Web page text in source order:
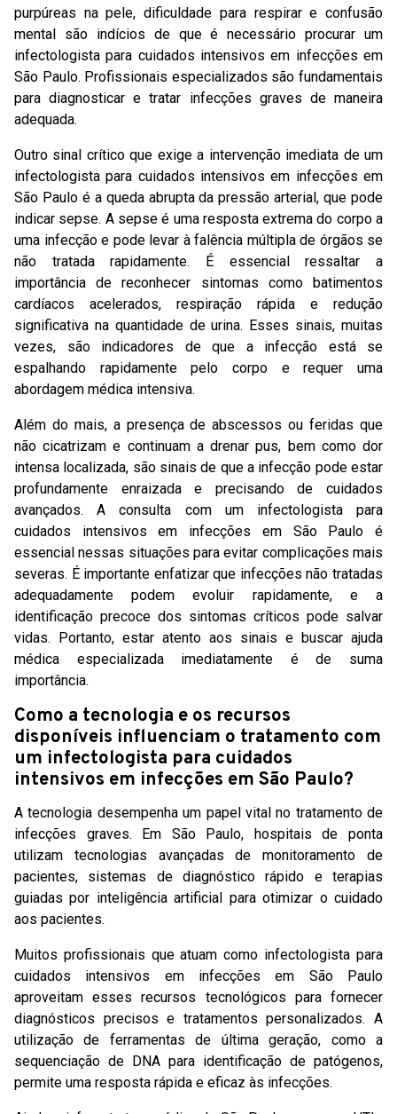
purpúreas na pele, dificuldade para respirar e confusão
mental são indícios de que é necessário procurar um
infectologista para cuidados intensivos em infecções em
São Paulo. Profissionais especializados são fundamentais
para diagnosticar e tratar infecções graves de maneira
adequada.
Outro sinal crítico que exige a intervenção imediata de um
infectologista para cuidados intensivos em infecções em
São Paulo é a queda abrupta da pressão arterial, que pode
indicar sepse. A sepse é uma resposta extrema do corpo a
uma infecção e pode levar à falência múltipla de órgãos se
não tratada rapidamente. É essencial ressaltar a
importância de reconhecer sintomas como batimentos
cardíacos acelerados, respiração rápida e redução
significativa na quantidade de urina. Esses sinais, muitas
vezes, são indicadores de que a infecção está se
espalhando rapidamente pelo corpo e requer uma
abordagem médica intensiva.
Além do mais, a presença de abscessos ou feridas que
não cicatrizam e continuam a drenar pus, bem como dor
intensa localizada, são sinais de que a infecção pode estar
profundamente enraizada e precisando de cuidados
avançados. A consulta com um infectologista para
cuidados intensivos em infecções em São Paulo é
essencial nessas situações para evitar complicações mais
severas. É importante enfatizar que infecções não tratadas
adequadamente podem evoluir rapidamente, e a
identificação precoce dos sintomas críticos pode salvar
vidas. Portanto, estar atento aos sinais e buscar ajuda
médica especializada imediatamente é de suma
importância.
Como a tecnologia e os recursos
disponíveis influenciam o tratamento com
um infectologista para cuidados
intensivos em infecções em São Paulo?
A tecnologia desempenha um papel vital no tratamento de
infecções graves. Em São Paulo, hospitais de ponta
utilizam tecnologias avançadas de monitoramento de
pacientes, sistemas de diagnóstico rápido e terapias
guiadas por inteligência artificial para otimizar o cuidado
aos pacientes.
Muitos profissionais que atuam como infectologista para
cuidados intensivos em infecções em São Paulo
aproveitam esses recursos tecnológicos para fornecer
diagnósticos precisos e tratamentos personalizados. A
utilização de ferramentas de última geração, como a
sequenciação de DNA para identificação de patógenos,
permite uma resposta rápida e eficaz às infecções.